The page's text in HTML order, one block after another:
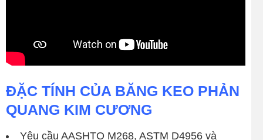
ĐẶC TÍNH CỦA BĂNG KEO PHẢN
QUANG KIM CƯƠNG
Yêu cầu AASHTO M268, ASTM D4956 và